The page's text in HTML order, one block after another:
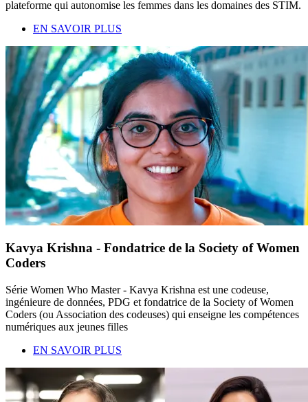
plateforme qui autonomise les femmes dans les domaines des STIM.
EN SAVOIR PLUS
Kavya Krishna - Fondatrice de la Society of Women
Coders
Série Women Who Master - Kavya Krishna est une codeuse,
ingénieure de données, PDG et fondatrice de la Society of Women
Coders (ou Association des codeuses) qui enseigne les compétences
numériques aux jeunes filles
EN SAVOIR PLUS